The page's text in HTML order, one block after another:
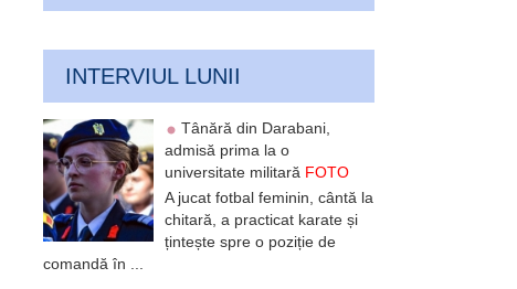
INTERVIUL LUNII
Tânără din Darabani,
admisă prima la o
universitate militară FOTO
A jucat fotbal feminin, cântă la
chitară, a practicat karate și
țintește spre o poziție de
comandă în ...